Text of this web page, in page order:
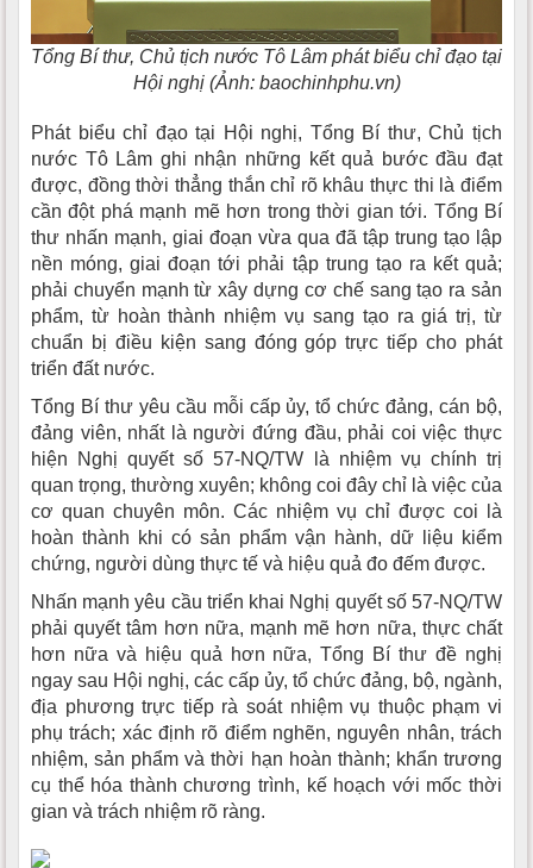
Tổng Bí thư, Chủ tịch nước Tô Lâm phát biểu chỉ đạo tại
Hội nghị (Ảnh: baochinhphu.vn)
Phát biểu chỉ đạo tại Hội nghị, Tổng Bí thư, Chủ tịch
nước Tô Lâm ghi nhận những kết quả bước đầu đạt
được, đồng thời thẳng thắn chỉ rõ khâu thực thi là điểm
cần đột phá mạnh mẽ hơn trong thời gian tới. Tổng Bí
thư nhấn mạnh, giai đoạn vừa qua đã tập trung tạo lập
nền móng, giai đoạn tới phải tập trung tạo ra kết quả;
phải chuyển mạnh từ xây dựng cơ chế sang tạo ra sản
phẩm, từ hoàn thành nhiệm vụ sang tạo ra giá trị, từ
chuẩn bị điều kiện sang đóng góp trực tiếp cho phát
triển đất nước.
Tổng Bí thư yêu cầu mỗi cấp ủy, tổ chức đảng, cán bộ,
đảng viên, nhất là người đứng đầu, phải coi việc thực
hiện Nghị quyết số 57-NQ/TW là nhiệm vụ chính trị
quan trọng, thường xuyên; không coi đây chỉ là việc của
cơ quan chuyên môn. Các nhiệm vụ chỉ được coi là
hoàn thành khi có sản phẩm vận hành, dữ liệu kiểm
chứng, người dùng thực tế và hiệu quả đo đếm được.
Nhấn mạnh yêu cầu triển khai Nghị quyết số 57-NQ/TW
phải quyết tâm hơn nữa, mạnh mẽ hơn nữa, thực chất
hơn nữa và hiệu quả hơn nữa, Tổng Bí thư đề nghị
ngay sau Hội nghị, các cấp ủy, tổ chức đảng, bộ, ngành,
địa phương trực tiếp rà soát nhiệm vụ thuộc phạm vi
phụ trách; xác định rõ điểm nghẽn, nguyên nhân, trách
nhiệm, sản phẩm và thời hạn hoàn thành; khẩn trương
cụ thể hóa thành chương trình, kế hoạch với mốc thời
gian và trách nhiệm rõ ràng.